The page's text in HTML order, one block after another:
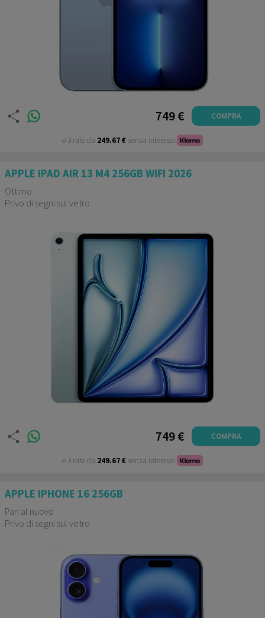
749 € COMPRA
o 3 rate da 249.67 €senza interessi.
APPLE IPAD AIR 13 M4 256GB WIFI 2026
Ottimo
Privo di segni sul vetro
749 € COMPRA
o 3 rate da 249.67 €senza interessi.
APPLE IPHONE 16 256GB
Pari al nuovo
Privo di segni sul vetro